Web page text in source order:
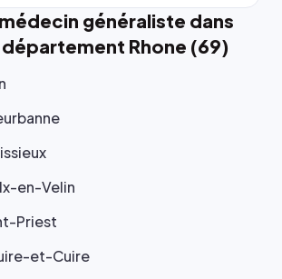
généraliste dans
département Rhone (69)
en-Velin
Priest
et-Cuire